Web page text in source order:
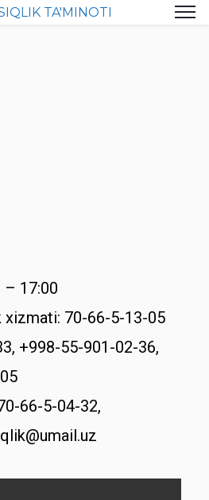
– 17:00
xizmati: 70-66-5-13-05
+998-55-901-02-36,
66-5-04-32,